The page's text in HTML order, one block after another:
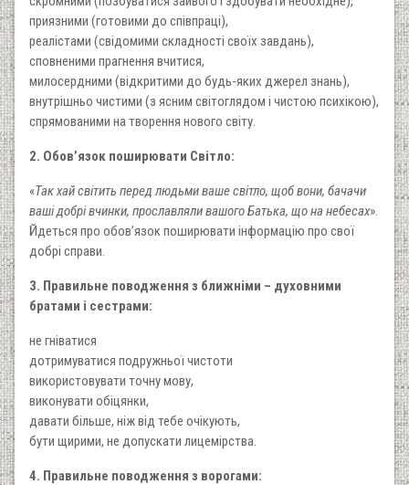
приязними (готовими до співпраці),
реалістами (свідомими складності своїх завдань),
сповненими прагнення вчитися,
милосердними (відкритими до будь-яких джерел знань),
внутрішньо чистими (з ясним світоглядом і чистою психікою),
спрямованими на творення нового світу.
2. Обов’язок поширювати Світло:
«Так хай світить перед людьми ваше світло, щоб вони, бачачи
ваші добрі вчинки, прославляли вашого Батька, що на небесах».
Йдеться про обов’язок поширювати інформацію про свої
добрі справи.
3. Правильне поводження з ближніми – духовними
братами і сестрами:
не гніватися
дотримуватися подружньої чистоти
використовувати точну мову,
виконувати обіцянки,
давати більше, ніж від тебе очікують,
бути щирими, не допускати лицемірства.
4. Правильне поводження з ворогами: